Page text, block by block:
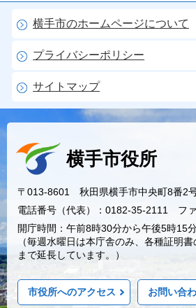
横手市のホームページについて
プライバシーポリシー
サイトマップ
横手市役所
〒013-8601 秋田県横手市中央町8番2
電話番号（代表）：0182-35-2111 フ
開庁時間：午前8時30分から午後5時15
（毎週水曜日は本庁舎のみ、各種証明
まで延長しています。）
市役所へのアクセス お問い合